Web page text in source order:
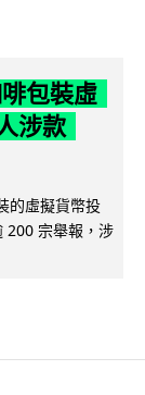
包裝虛
涉款
的虛擬貨幣投
200 宗舉報，涉